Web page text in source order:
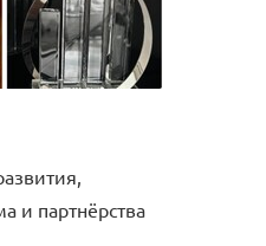
и партнёрства